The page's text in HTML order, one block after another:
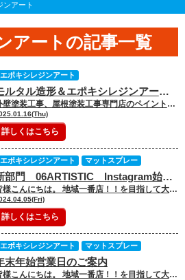
ンアート
アートの記事一覧
モルタル造形＆エポキシレジンアート体験教室、参加者募集!!
外壁塗装工事、屋根塗装工事専門店のペイントプロです。 皆様こんにちは。 地域一番店！！を目指して大阪市住吉区、大阪市東住吉区 を中心に工事を行っております。 お客様に寄り添った工事を心掛けています。 よろしくお願い致しま […]
詳しくはこちら
エポキシレジンアート
新部門 06ARTISTIC Instagram始めました
皆様こんにちは。 地域一番店！！を目指して大阪市住吉区、大阪市東住吉区 を中心に工事を行っております。 外壁塗装工事、屋根塗装工事専門店のペイントプロです。 お客様に寄り添った工事を心掛けています。 よろしくお願い致しま […]
詳しくはこちら
エポキシレジンアート マットスプレー
末年始営業日のご案内
皆様こんにちは。 地域一番店！！を目指して大阪市住吉区、大阪市東住吉区 を中心に工事を行っております。 外壁塗装工事、屋根塗装工事専門店のペイントプロです。 お客様に寄り添った工事を心掛けています。 よろしくお願い致しま […]
エポキシレジンアート マットスプレー